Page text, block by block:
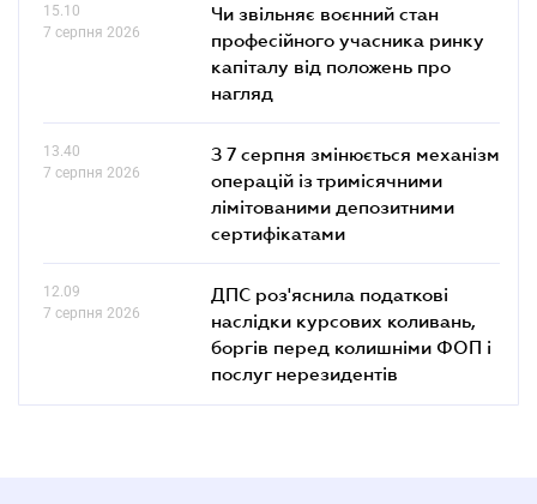
15.10
7 серпня 2026
Чи звільняє воєнний стан
професійного учасника ринку
капіталу від положень про
нагляд
13.40
7 серпня 2026
З 7 серпня змінюється механізм
операцій із тримісячними
лімітованими депозитними
сертифікатами
12.09
7 серпня 2026
ДПС роз'яснила податкові
наслідки курсових коливань,
боргів перед колишніми ФОП і
послуг нерезидентів